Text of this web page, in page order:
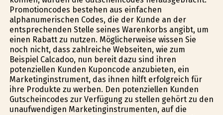
Promotioncodes bestehen aus einfachen
alphanumerischen Codes, die der Kunde an der
entsprechenden Stelle seines Warenkorbs angibt, um
einen Rabatt zu nutzen. Möglicherweise wissen Sie
noch nicht, dass zahlreiche Webseiten, wie zum
Beispiel Calcadoo, nun bereit dazu sind ihren
potenziellen Kunden Kuponcode anzubieten, ein
Marketinginstrument, das ihnen hilft erfolgreich für
ihre Produkte zu werben. Den potenziellen Kunden
Gutscheincodes zur Verfügung zu stellen gehört zu den
unaufwendigen Marketinginstrumenten, auf die